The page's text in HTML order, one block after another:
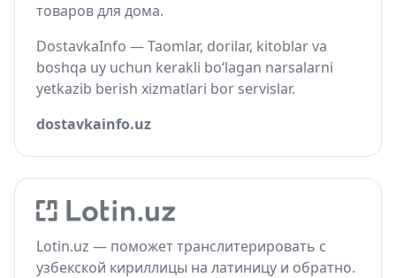
товаров для дома.
DostavkaInfo — Taomlar, dorilar, kitoblar va
boshqa uy uchun kerakli bo‘lagan narsalarni
yetkazib berish xizmatlari bor servislar.
dostavkainfo.uz
Lotin.uz — поможет транслитерировать с
узбекской кириллицы на латиницу и обратно.